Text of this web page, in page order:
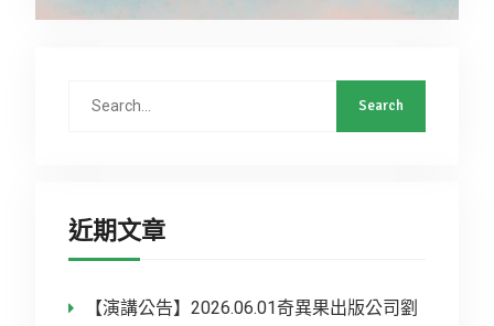
近期文章
【演講公告】2026.06.01奇異果出版公司劉